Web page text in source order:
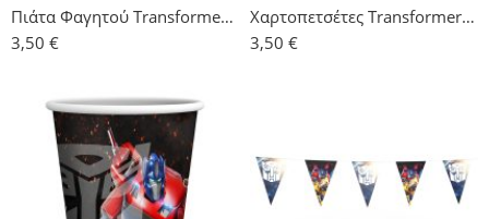
Πιάτα Φαγητού Transformers – 8 τμχ.
3,50 €
Χαρτοπετσέτες Transformers – 20 τμχ.
3,50 €